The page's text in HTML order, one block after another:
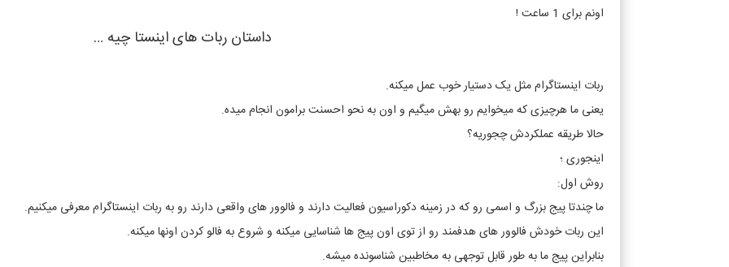
اونم برای 1 ساعت !
داستان ربات های اینستا چیه …
ربات اینستاگرام مثل یک دستیار خوب عمل میکنه.
یعنی ما هرچیزی که میخوایم رو بهش میگیم و اون به نحو احسنت برامون انجام میده.
حالا طریقه عملکردش چجوریه؟
اینجوری ؛
روش اول:
ما چندتا پیج بزرگ و اسمی رو که در زمینه دکوراسیون فعالیت دارند و فالوور های واقعی دارند رو به ربات اینستاگرام معرفی میکنیم.
این ربات خودش فالوور های هدفمند رو از توی اون پیج ها شناسایی میکنه و شروع به فالو کردن اونها میکنه.
بنابراین پیج ما به طور قابل توجهی به مخاطبین شناسونده میشه.